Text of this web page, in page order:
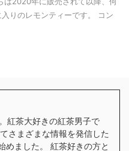
りのレモンティーです。 コン
紅茶大好きの紅茶男子で
さまざまな情報を発信した
めました。 紅茶好きの方と